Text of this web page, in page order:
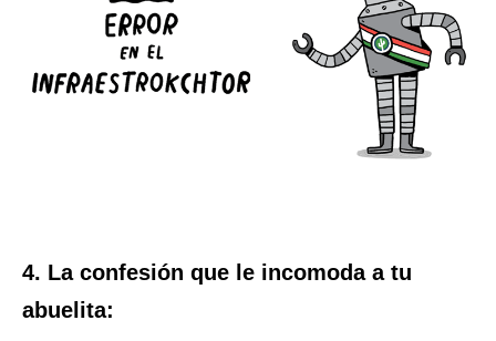
4. La confesión que le incomoda a tu
abuelita: